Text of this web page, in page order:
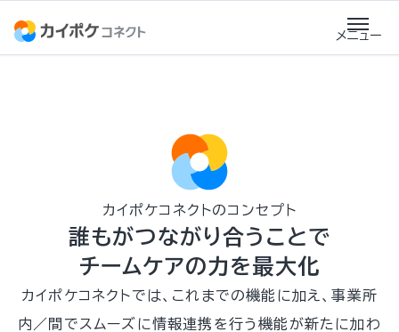
カイポケコネクトのコンセプト
誰もがつながり合うことで
チームケアの力を最大化
カイポケコネクトでは、これまでの機能に加え、事業所
内／間でスムーズに情報連携を行う機能が新たに加わ